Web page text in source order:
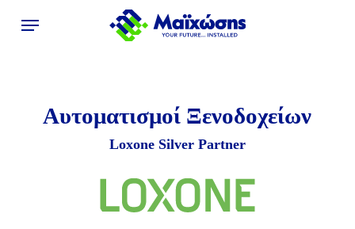
Menu
Αυτοματισμοί Ξενοδοχείων
Loxone Silver Partner